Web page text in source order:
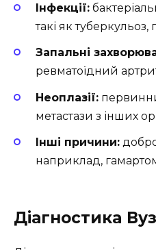
Інфекції:
такі як туберкульоз,
Запальні
ревматоїдний
Неоплазії:
метастази з інших
Інші причини:
наприклад,
Діагностика